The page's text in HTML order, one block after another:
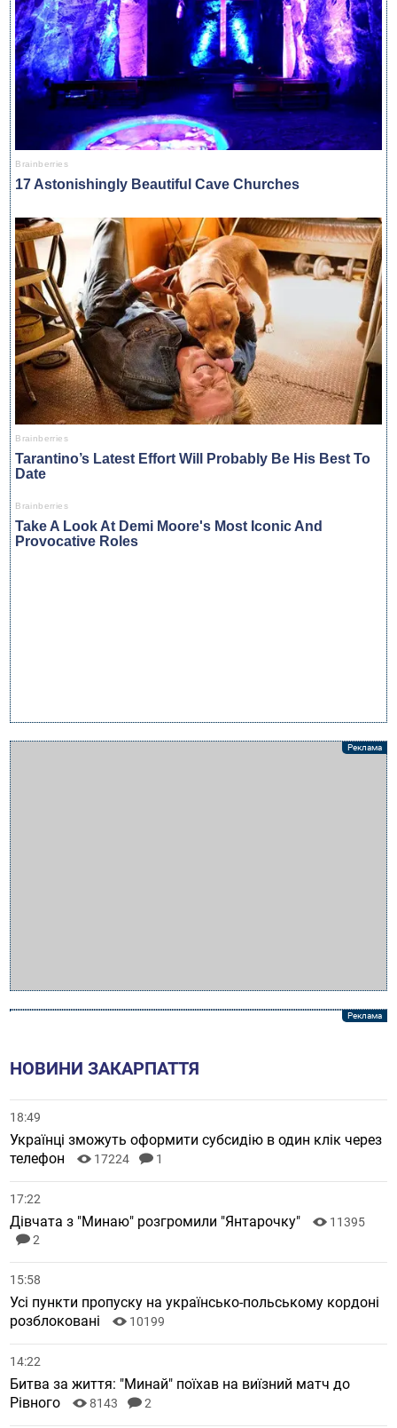
НОВИНИ ЗАКАРПАТТЯ
18:49
Українці зможуть оформити субсидію в один клік через
телефон
17224 1
17:22
Дівчата з "Минаю" розгромили "Янтарочку"
11395
2
15:58
Усі пункти пропуску на українсько-польському кордоні
розблоковані
10199
14:22
Битва за життя: "Минай" поїхав на виїзний матч до
Рівного
8143 2